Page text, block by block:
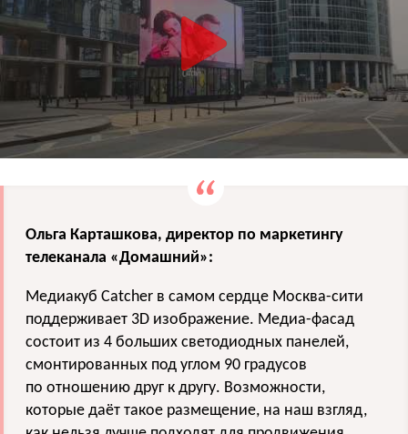
Ольга Карташкова, директор по маркетингу
телеканала «Домашний»:
Медиакуб Catcher в самом сердце Москва-сити
поддерживает 3D изображение. Медиа-фасад
состоит из 4 больших светодиодных панелей,
смонтированных под углом 90 градусов
по отношению друг к другу. Возможности,
которые даёт такое размещение, на наш взгляд,